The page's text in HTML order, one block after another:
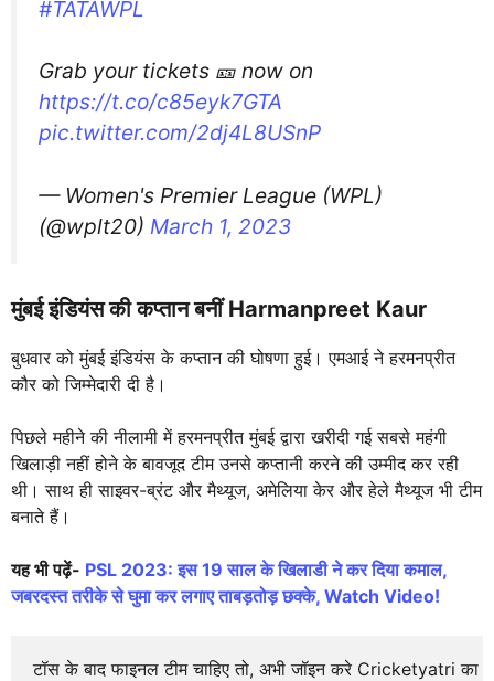
#TATAWPL
Grab your tickets 🎫 now on
https://t.co/c85eyk7GTA
pic.twitter.com/2dj4L8USnP
— Women's Premier League (WPL)
(@wplt20) March 1, 2023
मुंबई इंडियंस की कप्तान बनीं Harmanpreet Kaur
बुधवार को मुंबई इंडियंस के कप्तान की घोषणा हुई। एमआई ने हरमनप्रीत
कौर को जिम्मेदारी दी है।
पिछले महीने की नीलामी में हरमनप्रीत मुंबई द्वारा खरीदी गई सबसे महंगी
खिलाड़ी नहीं होने के बावजूद टीम उनसे कप्तानी करने की उम्मीद कर रही
थी। साथ ही साइवर-ब्रंट और मैथ्यूज, अमेलिया केर और हेले मैथ्यूज भी टीम
बनाते हैं।
यह भी पढ़ें- PSL 2023: इस 19 साल के खिलाडी ने कर दिया कमाल,
जबरदस्त तरीके से घुमा कर लगाए ताबड़तोड़ छक्के, Watch Video!
टॉस के बाद फाइनल टीम चाहिए तो, अभी जॉइन करे Cricketyatri